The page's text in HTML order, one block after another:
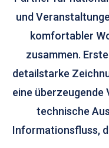
und
komfortabler
zusammen.
detailstarke
eine überzeugende
technische
Informationsfluss,